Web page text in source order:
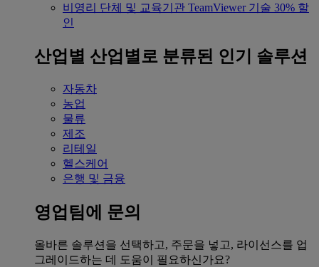
비영리 단체 및 교육기관 TeamViewer 기술 30% 할
인
산업별 산업별로 분류된 인기 솔루션
자동차
농업
물류
제조
리테일
헬스케어
은행 및 금융
영업팀에 문의
올바른 솔루션을 선택하고, 주문을 넣고, 라이선스를 업
그레이드하는 데 도움이 필요하신가요?